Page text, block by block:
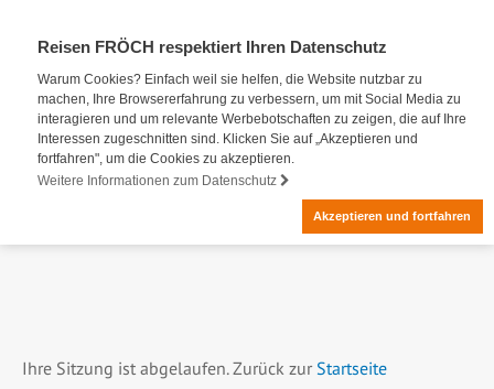
Reisen FRÖCH respektiert Ihren Datenschutz
Warum Cookies? Einfach weil sie helfen, die Website nutzbar zu
machen, Ihre Browsererfahrung zu verbessern, um mit Social Media zu
interagieren und um relevante Werbebotschaften zu zeigen, die auf Ihre
Interessen zugeschnitten sind. Klicken Sie auf „Akzeptieren und
fortfahren", um die Cookies zu akzeptieren.
Weitere Informationen zum Datenschutz
Akzeptieren und fortfahren
Ihre Sitzung ist abgelaufen. Zurück zurStartseite